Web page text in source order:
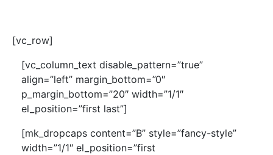
[vc_row]
[vc_column_text disable_pattern=”true”
align=”left” margin_bottom=”0″
p_margin_bottom=”20″ width=”1/1″
el_position=”first last”]
[mk_dropcaps content=”B” style=”fancy-style”
width=”1/1″ el_position=”first